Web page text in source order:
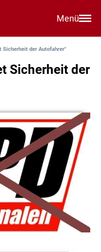
Menü
Sicherheit der Autofahrer"
Sicherheit der